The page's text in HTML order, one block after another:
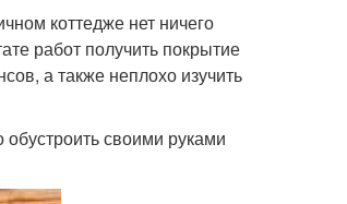
коттедже нет ничего
работ получить покрытие
а также неплохо изучить
своими руками